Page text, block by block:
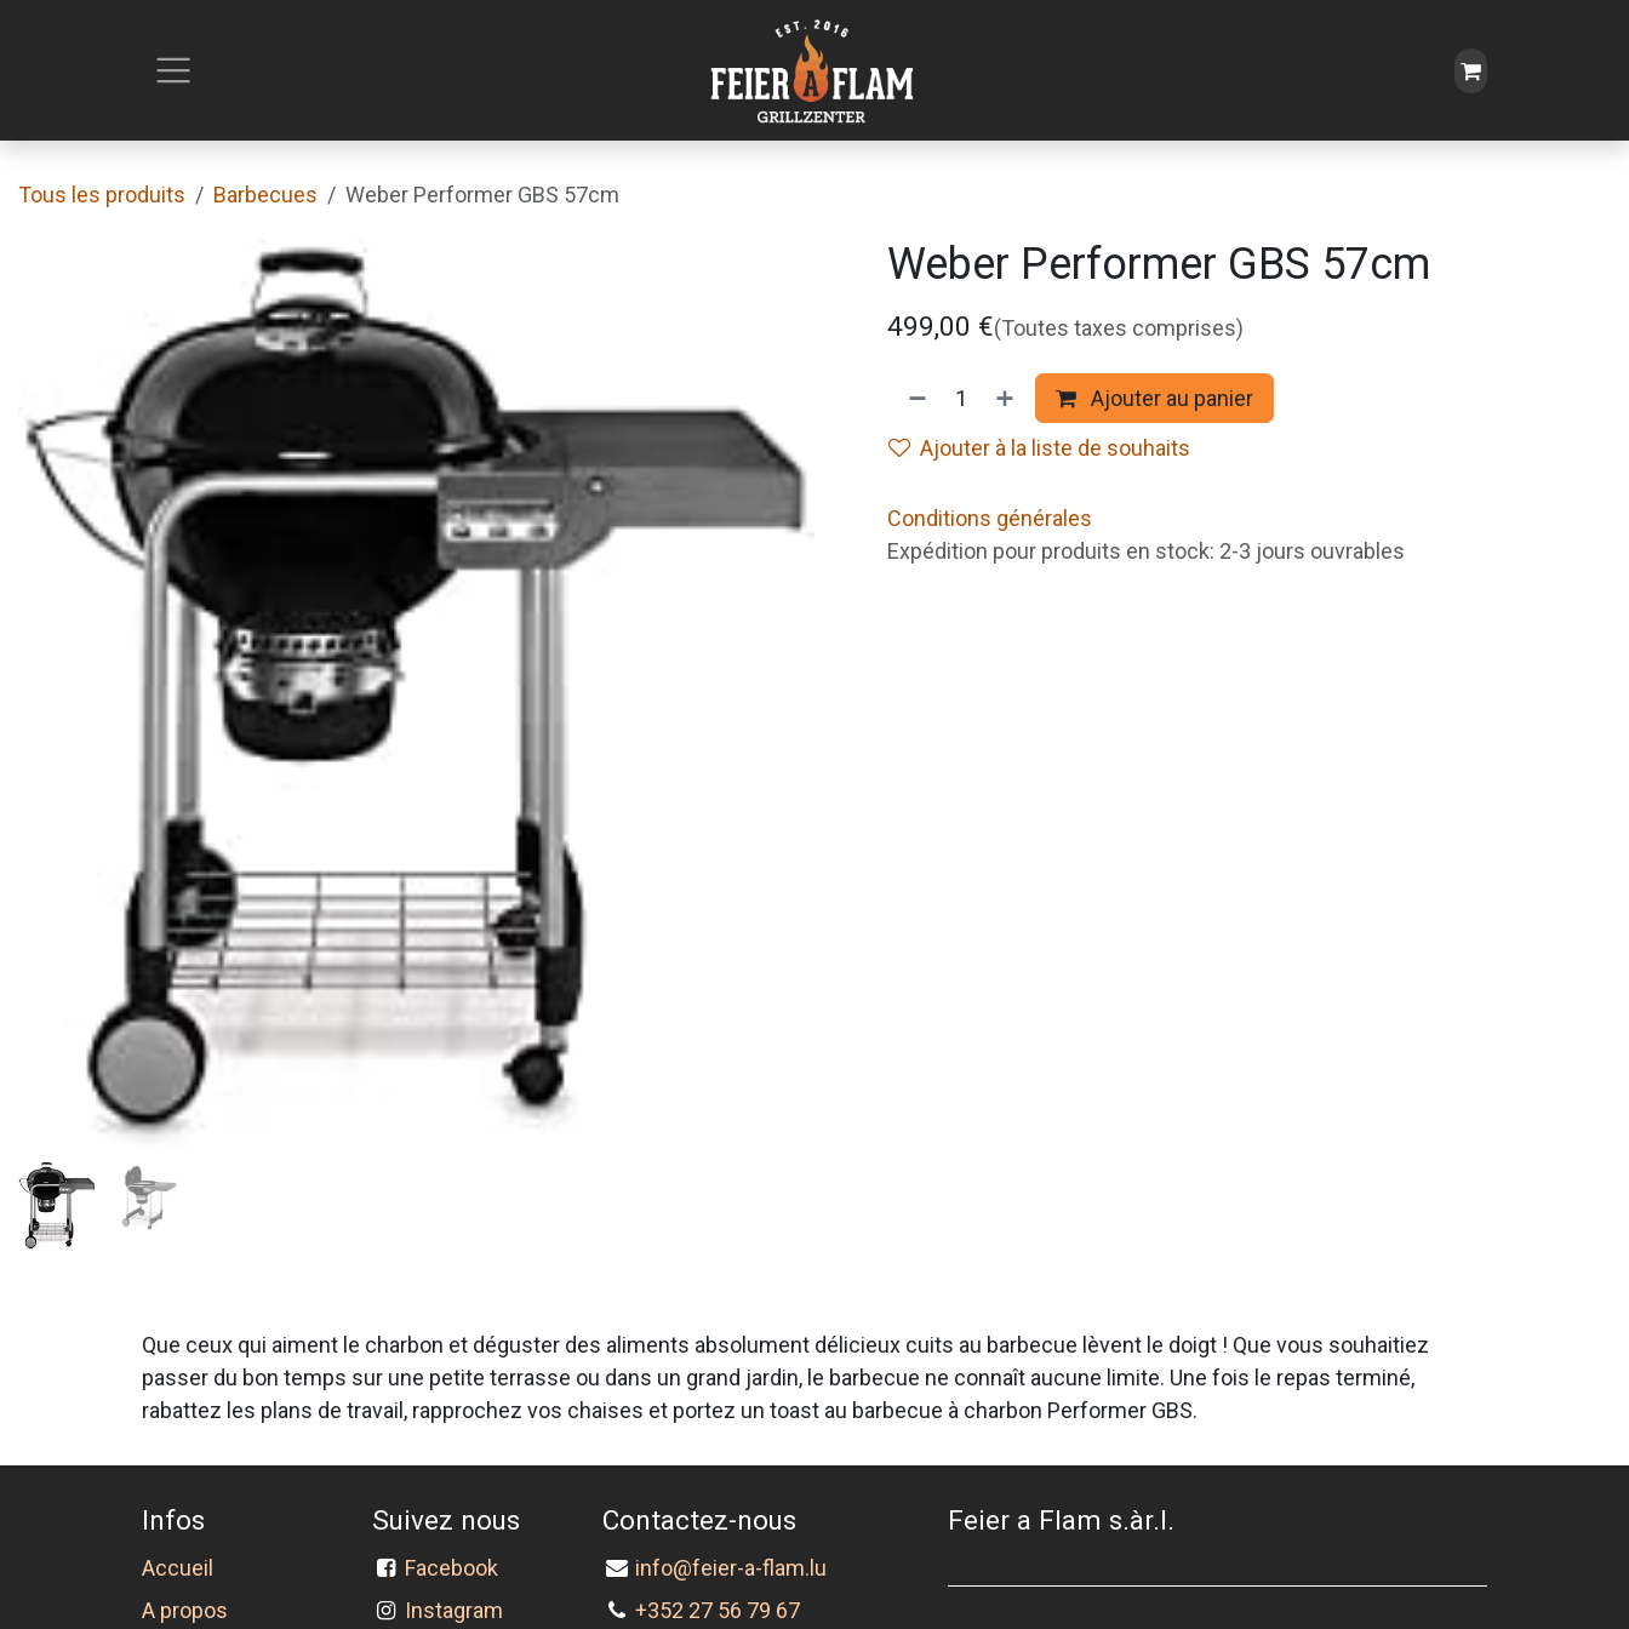
Tous les produits Barbecues Weber Performer GBS 57cm
Weber Performer GBS 57cm
499,00 €(Toutes taxes comprises)
Ajouter au panier
Ajouter à la liste de souhaits
Conditions générales
Expédition pour produits en stock: 2-3 jours ouvrables
Que ceux qui aiment le charbon et déguster des aliments absolument délicieux cuits au barbecue lèvent le doigt ! Que vous souhaitiez
passer du bon temps sur une petite terrasse ou dans un grand jardin, le barbecue ne connaît aucune limite. Une fois le repas terminé,
rabattez les plans de travail, rapprochez vos chaises et portez un toast au barbecue à charbon Performer GBS.
Infos
Accueil
A propos
Suivez nous
Facebook
Instagram
Contactez-nous
info@feier-a-flam.lu
+352 27 56 79 67
Feier a Flam s.àr.l.